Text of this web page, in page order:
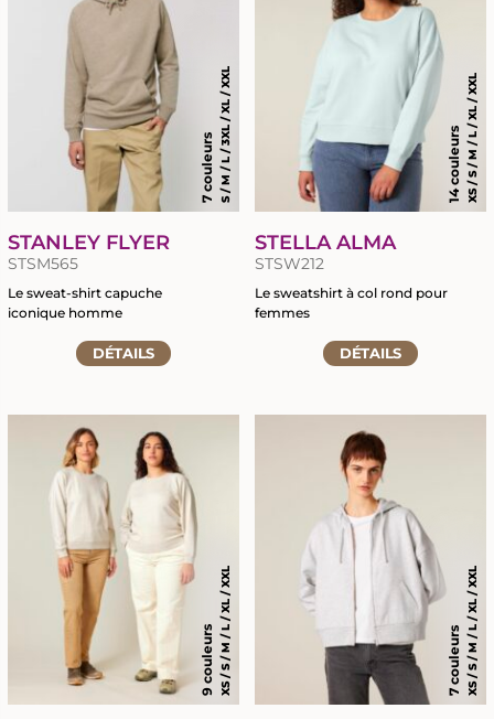
7 couleursS / M / L / 3XL / XL / XXL
STANLEY FLYER
STSM565
Le sweat-shirt capuche
iconique homme
fiche
DÉTAILS
14 couleursXS / S / M / L / XL / XXL
STELLA ALMA
STSW212
Le sweatshirt à col rond pour
femmes
fiche
DÉTAILS
9 couleursXS / S / M / L / XL / XXL 7 couleursXS / S / M / L / XL / XXL